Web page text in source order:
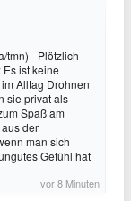
tmn) - Plötzlich
ist keine
Alltag Drohnen
sie privat als
Spaß am
der
man sich
Gefühl hat
vor 8 Minuten